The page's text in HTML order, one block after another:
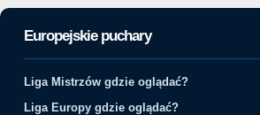
Europejskie puchary
Liga Mistrzów gdzie oglądać?
Liga Europy gdzie oglądać?